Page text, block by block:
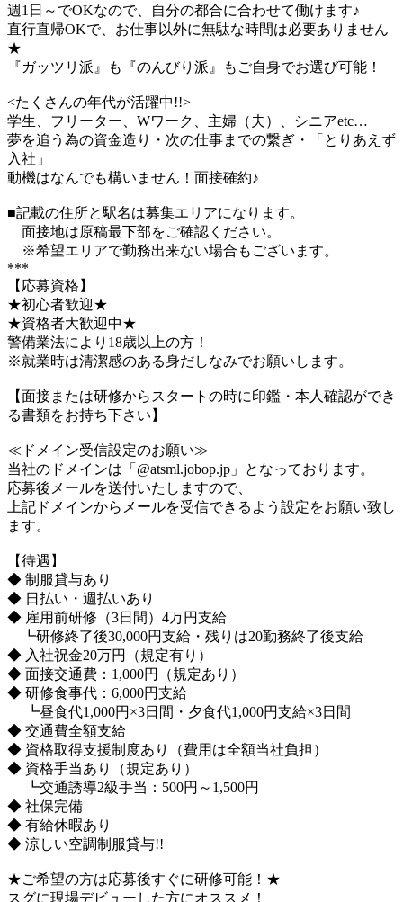
週1日～でOKなので、自分の都合に合わせて働けます♪
直行直帰OKで、お仕事以外に無駄な時間は必要ありません
★
『ガッツリ派』も『のんびり派』もご自身でお選び可能！
<たくさんの年代が活躍中!!>
学生、フリーター、Wワーク、主婦（夫）、シニアetc…
夢を追う為の資金造り・次の仕事までの繋ぎ・「とりあえず
入社」
動機はなんでも構いません！面接確約♪
■記載の住所と駅名は募集エリアになります。
面接地は原稿最下部をご確認ください。
※希望エリアで勤務出来ない場合もございます。
***
【応募資格】
★初心者歓迎★
★資格者大歓迎中★
警備業法により18歳以上の方！
※就業時は清潔感のある身だしなみでお願いします。
【面接または研修からスタートの時に印鑑・本人確認ができ
る書類をお持ち下さい】
≪ドメイン受信設定のお願い≫
当社のドメインは「@atsml.jobop.jp」となっております。
応募後メールを送付いたしますので、
上記ドメインからメールを受信できるよう設定をお願い致し
ます。
【待遇】
◆ 制服貸与あり
◆ 日払い・週払いあり
◆ 雇用前研修（3日間）4万円支給
┗研修終了後30,000円支給・残りは20勤務終了後支給
◆ 入社祝金20万円（規定有り）
◆ 面接交通費：1,000円（規定あり）
◆ 研修食事代：6,000円支給
┗昼食代1,000円×3日間・夕食代1,000円支給×3日間
◆ 交通費全額支給
◆ 資格取得支援制度あり（費用は全額当社負担）
◆ 資格手当あり（規定あり）
┗交通誘導2級手当：500円～1,500円
◆ 社保完備
◆ 有給休暇あり
◆ 涼しい空調制服貸与!!
★ご希望の方は応募後すぐに研修可能！★
スグに現場デビューした方にオススメ！